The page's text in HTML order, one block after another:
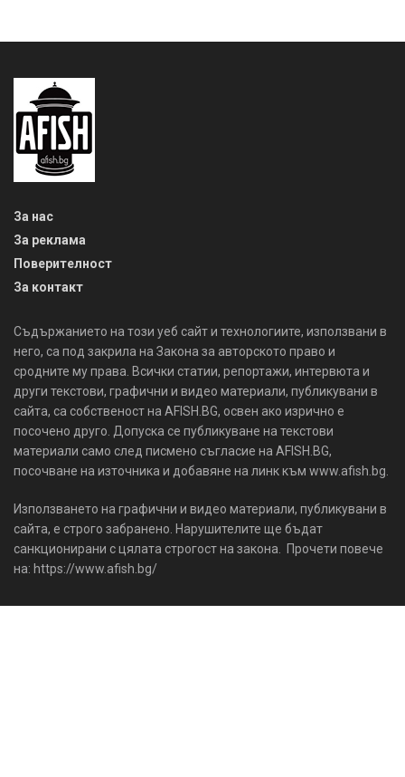
За нас
За реклама
Поверителност
За контакт
Съдържанието на този уеб сайт и технологиите, използвани в
него, са под закрила на Закона за авторското право и
сродните му права. Всички статии, репортажи, интервюта и
други текстови, графични и видео материали, публикувани в
сайта, са собственост на AFISH.BG, освен ако изрично е
посочено друго. Допуска се публикуване на текстови
материали само след писмено съгласие на AFISH.BG,
посочване на източника и добавяне на линк към www.afish.bg.
Използването на графични и видео материали, публикувани в
сайта, е строго забранено. Нарушителите ще бъдат
санкционирани с цялата строгост на закона. Прочети повече
на: https://www.afish.bg/